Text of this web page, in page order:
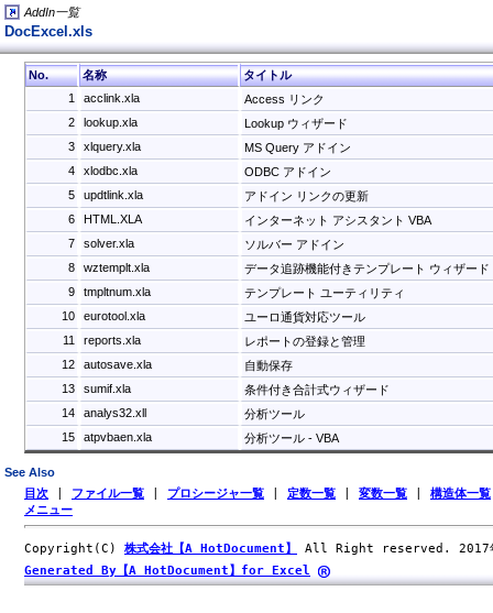
AddIn一覧
DocExcel.xls
No. 名称
タイトル
1
acclink.xla
Access リンク
2
lookup.xla
Lookup ウィザード
3
xlquery.xla
MS Query アドイン
4
xlodbc.xla
ODBC アドイン
5
updtlink.xla
アドイン リンクの更新
6
HTML.XLA
インターネット アシスタント VBA
7
solver.xla
ソルバー アドイン
8
wztemplt.xla
データ追跡機能付きテンプレート ウィザード
9
tmpltnum.xla
テンプレート ユーティリティ
10
eurotool.xla
ユーロ通貨対応ツール
11
reports.xla
レポートの登録と管理
12
autosave.xla
自動保存
13
sumif.xla
条件付き合計式ウィザード
14
analys32.xll
分析ツール
15
atpvbaen.xla 分析ツール - VBA
See Also
目次 ファイル一覧 プロシージャ一覧 定数一覧 変数一覧 構造体一覧
メニュー
Copyright(C) 株式会社【A HotDocument】
All Right reserved. 2017
Generated By【A HotDocument】for Excel